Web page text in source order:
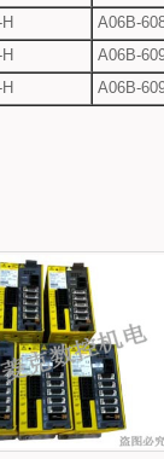
A06B-
A06B-
A06B-